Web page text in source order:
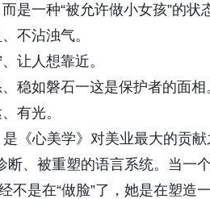
是一种“被允许做小女孩”的状
不沾浊气。
让人想靠近。
稳如磐石一这是保护者的面相
有光。
是《心美学》对美业最大的贡
、被重塑的语言系统。当一
不是在“做脸”了，她是在塑造